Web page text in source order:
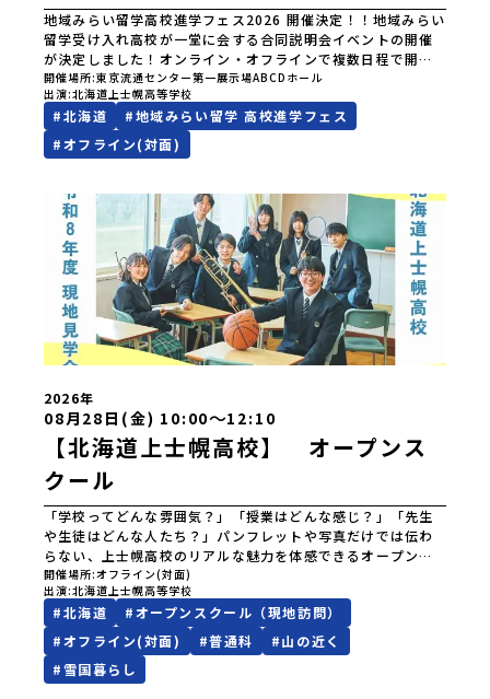
地域みらい留学高校進学フェス2026 開催決定！！地域みらい
留学受け入れ高校が一堂に会する合同説明会イベントの開催
が決定しました！オンライン・オフラインで複数日程で開催
いたしますので、奮ってご参加ください。皆様にお会いでき
ますことを楽しみにしております。ページ下の「申し込む」
ボタンより事前予約をお願いいたします。\ 地域みらい留学高
校進学フェス in 東京 (8月22日・23日)/日時2026年8月22日
(土)11:00-17:00 8月23日(日)10:30-15:00場所東京
夕張高等学校北海道松前高等学校北海道知内高等学校北海道
上ノ国高等学校北海道奥尻高等学校ニセコ国際高等学校北海
道おといねっぷ美術工芸高等学校北海道幌加内高等学校北海
道苫前商業高等学校北海道斜里高等学校北海道湧別高等学校
北海道大空高等学校北海道平取高等学校北海道上士幌高等学
校北海道大樹高等学校北海道池田高等学校北海道白糠高等学
校北海道標津高等学校北海道羅臼高等学校北海道佐呂間高等
学校北海道雄武高等学校北海道月形高等学校 東北 青森県
立三戸高等学校青森県立名久井農業高等学校岩手県立沼宮内
県立岩泉高等学校岩手県立種市高等学校宮城県中新田高等学
校秋田県立男鹿海洋高等学校秋田県立矢島高等学校秋田県立
角館高等学校秋田県立鹿角高等学校山形県立谷地高等学校山
形県立長井工業高等学校山形県立新庄神室産業高等学校金山
校山形県立高畠高等学校山形県立小国高等学校福島県立川俣
高等学校福島県立只見高等学校福島県立猪苗代高等学校福島
県立川口高等学校 関東 茨城県立大子清流高等学校 中
部 新潟県立村上高等学校新潟県立佐渡高等学校新潟県立佐
渡総合高等学校新潟県立羽茂高等学校新潟県立加茂農林高等
学校新潟県立国際情報高等学校石川県立能登高等学校福井県
立若狭高等学校長野県木曽青峰高等学校長野県白馬高等学校
富山県立氷見高等学校静岡県立伊豆総合高等学校土肥分校静
岡県立浜松湖北高等学校佐久間分校 近畿 五條市立西吉野
農業高等学校和歌山県立串本古座高等学校 中国・四国 島
根県立横田高等学校島根県立島根中央高等学校島根県立矢上
高等学校島根県立隠岐島前高等学校岡山県立勝山高等学校
開催場所 東京流通センター第一展示場ABCDホール
出演 北海道上士幌高等学校
#北海道 #地域みらい留学 高校進学フェス
#オフライン(対面)
2026年
08月28日(金) 10:00〜12:10
【北海道上士幌高校】 オープンス
クール
「学校ってどんな雰囲気？」「授業はどんな感じ？」「先生
や生徒はどんな人たち？」パンフレットや写真だけでは伝わ
らない、上士幌高校のリアルな魅力を体感できるオープンス
クールを開催します🎈授業見学や学校紹介を通して、普段の
学校生活や学校の雰囲気を実際に見て、聞いて、感じてみませ
んか？■日時令和7年8月28日（金）10時〜12時10分（受
付 9時45分〜）■場所北海道上士幌高等学校・上士幌町内■
当日の内容授業見学、相談、説明、座談会、部活紹介など■
学生寮見学&amp;町内ツアーについて学校説明会の前後で町
開催場所 オフライン(対面)
出演 北海道上士幌高等学校
#北海道 #オープンスクール（現地訪問）
#オフライン(対面) #普通科 #山の近く
#雪国暮らし